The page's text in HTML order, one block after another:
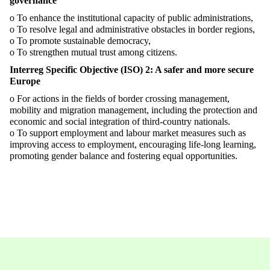
o To enhance the institutional capacity of public administrations,
o To resolve legal and administrative obstacles in border regions,
o To promote sustainable democracy,
o To strengthen mutual trust among citizens.
Interreg Specific Objective (ISO) 2: A safer and more secure
Europe
o For actions in the fields of border crossing management,
mobility and migration management, including the protection and
economic and social integration of third-country nationals.
o To support employment and labour market measures such as
improving access to employment, encouraging life-long learning,
promoting gender balance and fostering equal opportunities.